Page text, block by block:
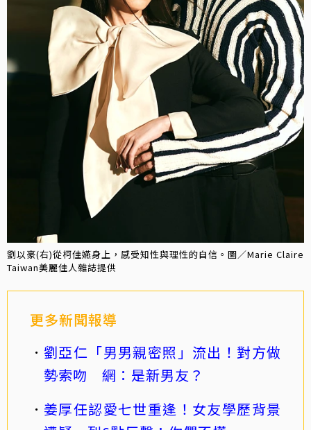
劉以豪(右)從柯佳嬿身上，感受知性與理性的自信。圖／Marie Claire
Taiwan美麗佳人雜誌提供
更多新聞報導
劉亞仁「男男親密照」流出！對方做
勢索吻 網：是新男友？
姜厚任認愛七世重逢！女友學歷背景